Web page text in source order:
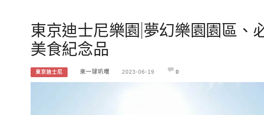
來一球叭噗
分享日本自助部落格
東京迪士尼樂園|夢幻樂園園區、
美食紀念品
東京迪士尼 來一球叭噗 2023-06-19 0